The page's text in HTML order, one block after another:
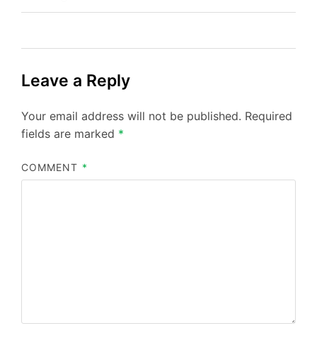
Leave a Reply
Your email address will not be published. Required
fields are marked *
COMMENT *